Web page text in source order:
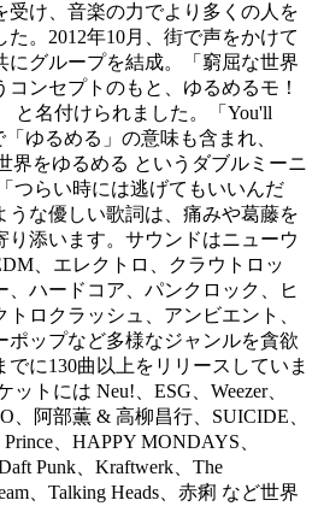
受け、音楽の力でより多くの人を
。2012年10月、街で声をかけて
にグループを結成。「窮屈な世界
コンセプトのもと、ゆるめるモ！
と名付けられました。「You'll
ゆるめる」の意味も含まれ、
界をゆるめる というダブルミーニ
つらい時には逃げてもいいんだ
うな優しい歌詞は、痛みや葛藤を
り添います。サウンドはニューウ
、エレクトロ、クラウトロッ
、ハードコア、パンクロック、ヒ
トロクラッシュ、アンビエント、
ポップなど多様なジャンルを貪欲
でに130曲以上をリリースしていま
トには Neu!、ESG、Weezer、
、阿部薫 & 高柳昌行、SUICIDE、
Prince、HAPPY MONDAYS、
Punk、Kraftwerk、The
、Talking Heads、赤痢 など世界